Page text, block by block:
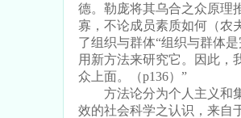
德。勒庞将其乌合之众原理
寡，不论成员素质如何（农
了组织与群体“组织与群体
用新方法来研究它。因此，
众上面。（p136）”
方法论分为个人主义和
效的社会科学之认识，来自